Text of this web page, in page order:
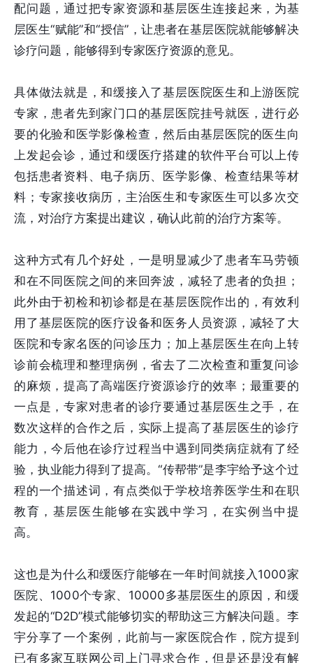
配问题，通过把专家资源和基层医生连接起来，为基
层医生“赋能”和“授信”，让患者在基层医院就能够解决
诊疗问题，能够得到专家医疗资源的意见。
具体做法就是，和缓接入了基层医院医生和上游医院
专家，患者先到家门口的基层医院挂号就医，进行必
要的化验和医学影像检查，然后由基层医院的医生向
上发起会诊，通过和缓医疗搭建的软件平台可以上传
包括患者资料、电子病历、医学影像、检查结果等材
料；专家接收病历，主治医生和专家医生可以多次交
流，对治疗方案提出建议，确认此前的治疗方案等。
这种方式有几个好处，一是明显减少了患者车马劳顿
和在不同医院之间的来回奔波，减轻了患者的负担；
此外由于初检和初诊都是在基层医院作出的，有效利
用了基层医院的医疗设备和医务人员资源，减轻了大
医院和专家名医的问诊压力；加上基层医生在向上转
诊前会梳理和整理病例，省去了二次检查和重复问诊
的麻烦，提高了高端医疗资源诊疗的效率；最重要的
一点是，专家对患者的诊疗要通过基层医生之手，在
数次这样的合作之后，实际上提高了基层医生的诊疗
能力，今后他在诊疗过程当中遇到同类病症就有了经
验，执业能力得到了提高。“传帮带”是李宇给予这个过
程的一个描述词，有点类似于学校培养医学生和在职
教育，基层医生能够在实践中学习，在实例当中提
高。
这也是为什么和缓医疗能够在一年时间就接入1000家
医院、1000个专家、10000多基层医生的原因，和缓
发起的“D2D”模式能够切实的帮助这三方解决问题。李
宇分享了一个案例，此前与一家医院合作，院方提到
已有多家互联网公司上门寻求合作，但是还是没有解